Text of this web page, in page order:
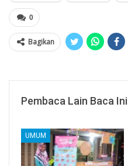
0
Bagikan
Pembaca Lain Baca Ini
UMUM